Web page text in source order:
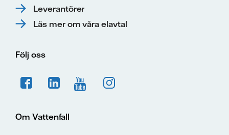
Leverantörer
Läs mer om våra elavtal
Följ oss
Om Vattenfall